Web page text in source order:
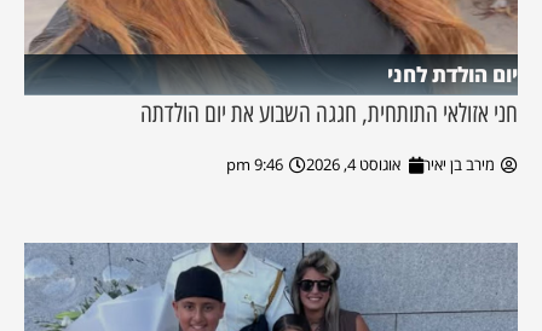
יום הולדת לחני
חני אזולאי התותחית, חגגה השבוע את יום הולדתה
מירב בן יאיר אוגוסט 4, 2026 9:46 pm